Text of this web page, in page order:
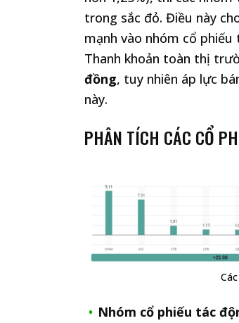
trong sắc đỏ. Điều này
mạnh vào nhóm cổ
Thanh khoản toàn thị
đồng, tuy nhiên áp lực
này.
PHÂN TÍCH CÁC CỔ
Nhóm cổ phiếu tác